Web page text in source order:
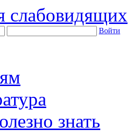
слабовидящих
Войти
знать